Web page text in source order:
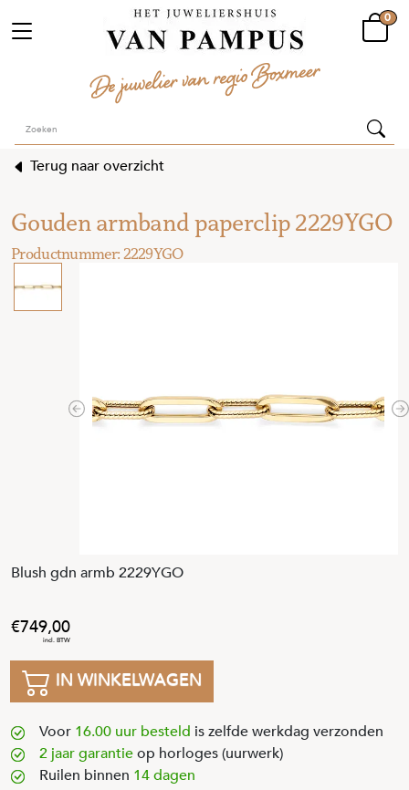
0
Terug naar overzicht
Gouden armband paperclip 2229YGO
Previous
Blush gdn armb 2229YGO
749,00
IN WINKELWAGEN
Voor 16.00 uur besteld is zelfde werkdag verzonden
2 jaar garantieop horloges (uurwerk)
Ruilen binnen 14 dagen